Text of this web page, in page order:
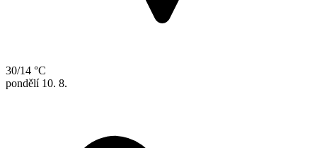
30/14 °C
pondělí 10. 8.